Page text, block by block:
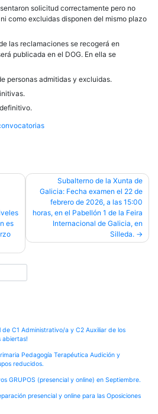
solicitud correctamente pero no
como excluidas disponen del mismo plazo
las reclamaciones se recogerá en
publicada en el DOG. En ella se
personas admitidas y excluidas.
es
Subalterno de la Xunta de
Galicia: Fecha examen el 22 de
febrero de 2026, a las 15:00
horas, en el Pabellón 1 de la Feira
Internacional de Galicia, en
Silleda.
de C1 Administrativo/a y C2 Auxiliar de los
abiertas!
Pedagogía Terapéutica Audición y
reducidos.
GRUPOS (presencial y online) en Septiembre.
presencial y online para las Oposiciones